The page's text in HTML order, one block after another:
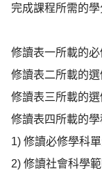
完成課程所需的
修讀表一所載的
修讀表二所載的
修讀表三所載的
修讀表四所載的
1) 修讀必修學科
2) 修讀社會科學